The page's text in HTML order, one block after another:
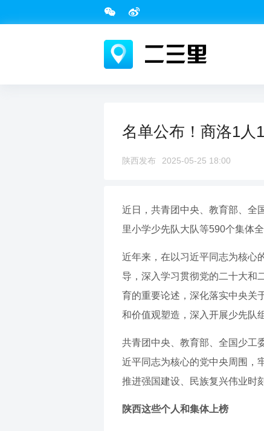
名单公布！商洛1人
陕西发布 2025-05-25 18:00
近日，共青团中央、教育部、全
里小学少先队大队等590个集体
近年来，在以习近平同志为核心
导，深入学习贯彻党的二十大和
育的重要论述，深化落实中央关
和价值观塑造，深入开展少先队
共青团中央、教育部、全国少工
近平同志为核心的党中央周围，
推进强国建设、民族复兴伟业时
陕西这些个人和集体上榜